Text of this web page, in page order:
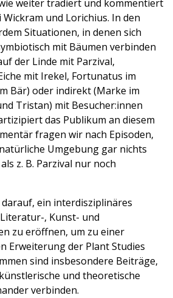
weiter tradiert und kommentiert
und Lorichius. In den
Situationen, in denen sich
mit Bäumen verbinden
der Linde mit Parzival,
mit Irekel, Fortunatus im
Bär) oder indirekt (Marke im
Tristan) mit Besucher:innen
das Publikum an diesem
fragen wir nach Episoden,
Umgebung gar nichts
z. B. Parzival nur noch
ein interdisziplinäres
, Kunst- und
zu eröffnen, um zu einer
Erweiterung der Plant Studies
sind insbesondere Beiträge,
und theoretische
verbinden.